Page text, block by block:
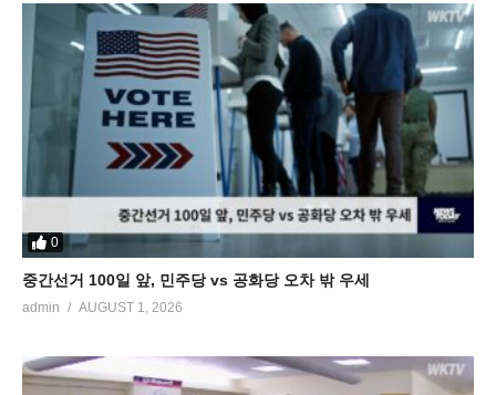
0
중간선거 100일 앞, 민주당 vs 공화당 오차 밖 우세
admin AUGUST 1, 2026